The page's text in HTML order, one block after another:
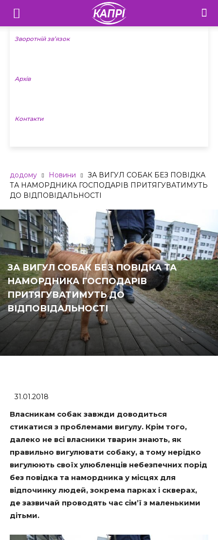
Телебачення
«Капрі»
Новини
Зворотній зв’язок
Архів
Контакти
додому Новини
ЗА ВИГУЛ СОБАК БЕЗ ПОВІДКА
ТА НАМОРДНИКА ГОСПОДАРІВ ПРИТЯГУВАТИМУТЬ
ДО ВІДПОВІДАЛЬНОСТІ
ЗА ВИГУЛ СОБАК БЕЗ ПОВІДКА ТА
НАМОРДНИКА ГОСПОДАРІВ
ПРИТЯГУВАТИМУТЬ ДО
ВІДПОВІДАЛЬНОСТІ
31.01.2018
Власникам собак завжди доводиться
стикатися з проблемами вигулу. Крім того,
далеко не всі власники тварин знають, як
правильно вигулювати собаку, а тому нерідко
вигулюють своїх улюбленців небезпечних порід
без повідка та намордника у місцях для
відпочинку людей, зокрема парках і скверах,
де зазвичай проводять час сім’ї з маленькими
дітьми.